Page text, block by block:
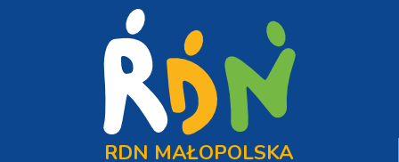
RDN MAŁOPOLSKA